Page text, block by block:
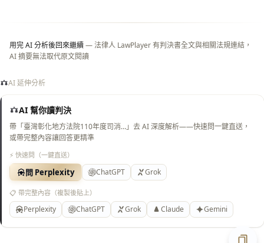
用完 AI 分析後回來繼續— 法律人 LawPlayer 有判決書全文與相關法規連結，
AI 摘要無法取代原文閱讀
AI 延伸分析
AI 幫你讀判決
帶「臺灣彰化地方法院110年度司消…」去 AI 深度解析——快速問一鍵直送，
或帶完整內容讓回答更精準
⚡ 快速問（一鍵直送）
問 Perplexity ChatGPT Grok
📋 帶完整內容（複製後貼上）
Perplexity ChatGPT Grok Claude Gemini